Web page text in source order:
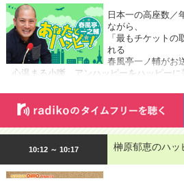
日本一の高座数／
ながら、
「最もチケットの
れる
春風亭一ノ輔がお
心温まる小噺、アンハッピーをハッピー
10:12 ～ 10:17 榊原郁恵のハッ